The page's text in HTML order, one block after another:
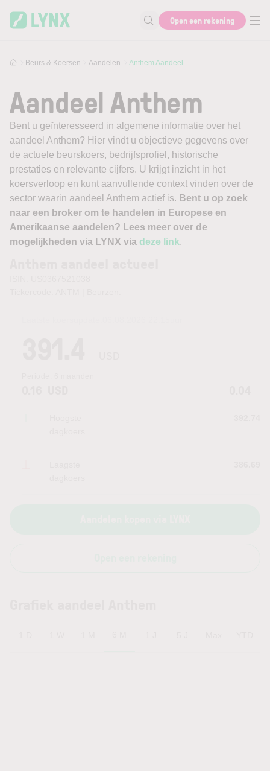
Zoek naar informatie
Open een rekening
Beurs & Koersen Aandelen Anthem Aandeel
Aandeel Anthem
Bent u geïnteresseerd in algemene informatie over het
aandeel Anthem? Hier vindt u objectieve gegevens over
de actuele beurskoers, bedrijfsprofiel, historische
prestaties en relevante cijfers. U krijgt inzicht in het
koersverloop en kunt aanvullende context vinden over de
sector waarin aandeel Anthem actief is. Bent u op zoek
naar een broker om te handelen in Europese en
Amerikaanse aandelen? Lees meer over de
mogelijkheden via LYNX via deze link.